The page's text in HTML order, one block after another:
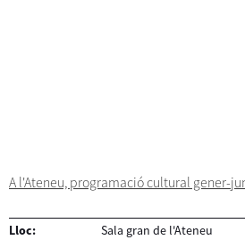
A l'Ateneu, programació cultural gener-
Lloc: Sala gran de l'Ateneu